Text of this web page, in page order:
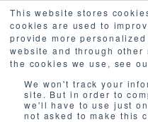
This website stores
cookies are used to
provide more
website and through other
the cookies we use, see
We won't track your
site. But in order to
we'll have to use just
not asked to make this